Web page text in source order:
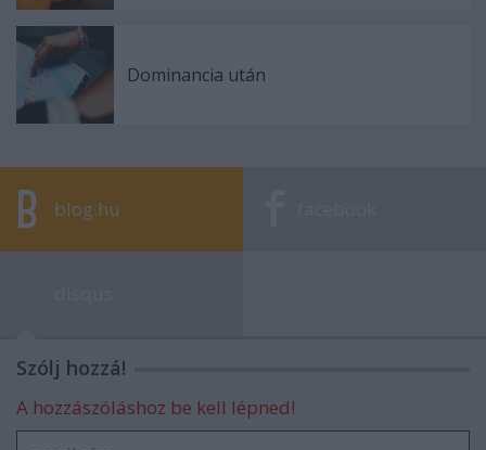
Dominancia után
blog.hu
Szólj hozzá!
A hozzászóláshoz be kell lépned!